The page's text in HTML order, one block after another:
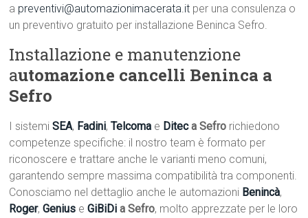
a preventivi@automazionimacerata.it per una consulenza o
un preventivo gratuito per installazione Beninca Sefro.
Installazione e manutenzione
automazione cancelli Beninca a
Sefro
I sistemiSEA, Fadini,Telcoma e Diteca Sefro richiedono
competenze specifiche: il nostro team è formato per
riconoscere e trattare anche le varianti meno comuni,
garantendo sempre massima compatibilità tra componenti.
Conosciamo nel dettaglio anche le automazioni Benincà,
Roger,Genius eGiBiDi a Sefro, molto apprezzate per le loro